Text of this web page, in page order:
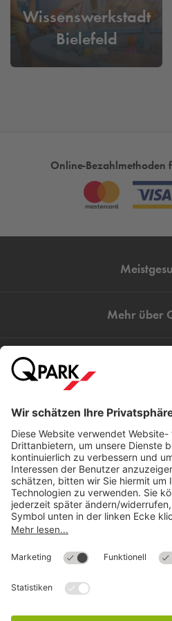
Wissenswerkstadt
Bielefeld
Online-Bezahlmethoden
Mehr über
Direkt
Cookie
©